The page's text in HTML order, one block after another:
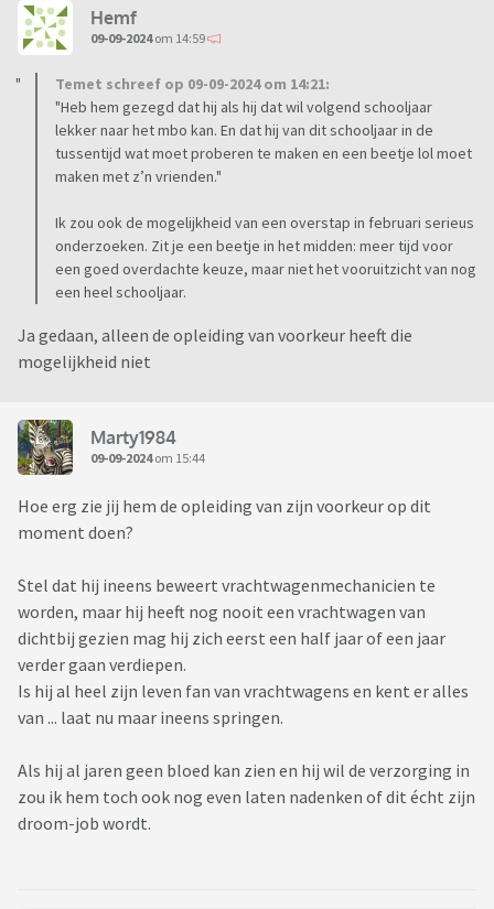
Hemf
09-09-2024om 14:59
Temet schreef op 09-09-2024 om 14:21:
"Heb hem gezegd dat hij als hij dat wil volgend schooljaar
lekker naar het mbo kan. En dat hij van dit schooljaar in de
tussentijd wat moet proberen te maken en een beetje lol moet
maken met z’n vrienden."
Ik zou ook de mogelijkheid van een overstap in februari serieus
onderzoeken. Zit je een beetje in het midden: meer tijd voor
een goed overdachte keuze, maar niet het vooruitzicht van nog
een heel schooljaar.
Ja gedaan, alleen de opleiding van voorkeur heeft die
mogelijkheid niet
Marty1984
09-09-2024om 15:44
Hoe erg zie jij hem de opleiding van zijn voorkeur op dit
moment doen?
Stel dat hij ineens beweert vrachtwagenmechanicien te
worden, maar hij heeft nog nooit een vrachtwagen van
dichtbij gezien mag hij zich eerst een half jaar of een jaar
verder gaan verdiepen.
Is hij al heel zijn leven fan van vrachtwagens en kent er alles
van ... laat nu maar ineens springen.
Als hij al jaren geen bloed kan zien en hij wil de verzorging in
zou ik hem toch ook nog even laten nadenken of dit écht zijn
droom-job wordt.